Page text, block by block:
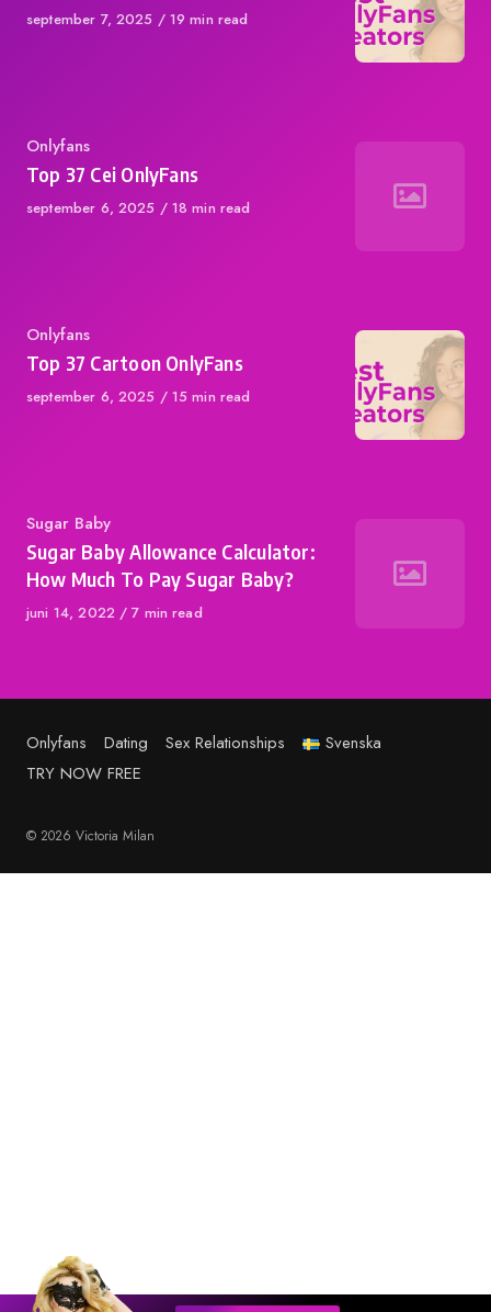
Published
september 7, 2025 19 min read
Category
Onlyfans
Top 37 Cei OnlyFans
Published
september 6, 2025 18 min read
Category
Onlyfans
Top 37 Cartoon OnlyFans
Published
september 6, 2025 15 min read
Category
Sugar Baby
Sugar Baby Allowance Calculator:
How Much To Pay Sugar Baby?
Published
juni 14, 2022 7 min read
Onlyfans Dating Sex Relationships
Svenska
TRY NOW FREE
© 2026 Victoria Milan